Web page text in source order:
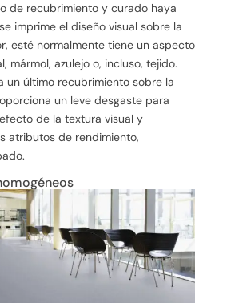
de recubrimiento y curado haya
imprime el diseño visual sobre la
esté normalmente tiene un aspecto
mármol, azulejo o, incluso, tejido.
un último recubrimiento sobre la
un leve desgaste para
de la textura visual y
atributos de rendimiento,